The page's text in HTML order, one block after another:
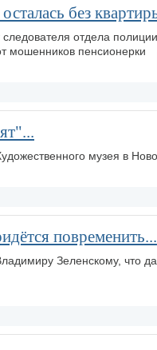
без
следователя отдела
мошенников пенсионерки
музея в
повременить...
Зеленскому, что